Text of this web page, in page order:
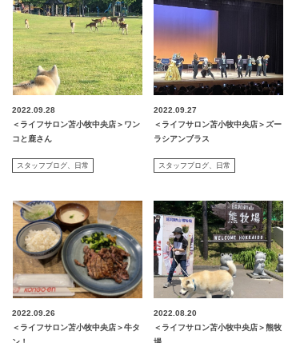
2022.09.28
＜ライフサロン苫小牧中央店＞ワン
コと鹿さん
スタッフブログ 日常
2022.09.27
＜ライフサロン苫小牧中央店＞ズー
ラシアンブラス
スタッフブログ 日常
2022.09.26
＜ライフサロン苫小牧中央店＞牛タ
2022.08.20
＜ライフサロン苫小牧中央店＞熊牧